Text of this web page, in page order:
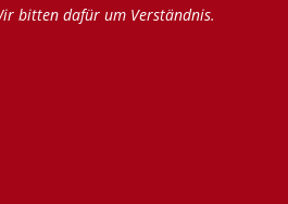
bitten dafür um Verständnis.